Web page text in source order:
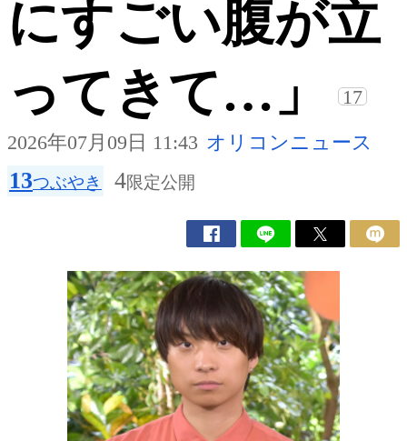
にすごい腹が立
ってきて…」
17
2026年07月09日 11:43 オリコンニュース
13つぶやき 4限定公開